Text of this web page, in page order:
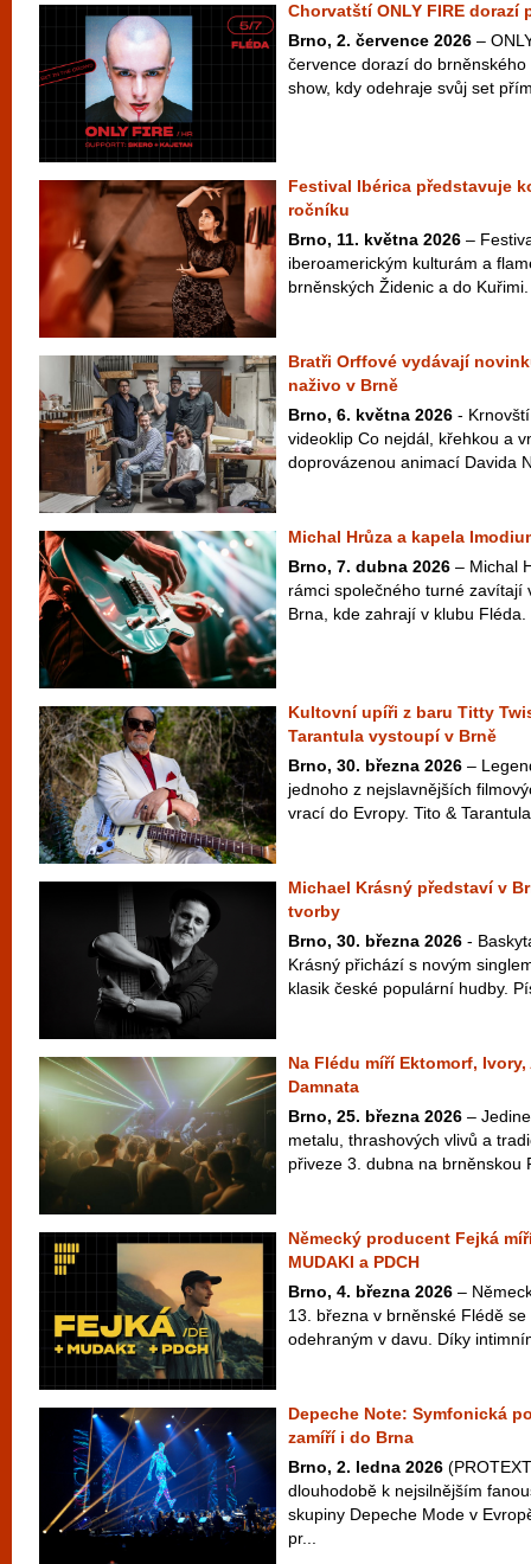
Chorvatští ONLY FIRE dorazí
Brno, 2. července 2026 –
července dorazí do
show, kdy odehraje svůj set
Festival Ibérica představuje
ročníku
Brno, 11. května 2026 –
iberoamerickým kulturám a
brněnských Židenic a do
Bratři Orffové vydávají
naživo v Brně
Brno, 6. května 2026 -
videoklip Co nejdál, křehkou a
doprovázenou animací Davida
Michal Hrůza a kapela
Brno, 7. dubna 2026 – Michal
rámci společného turné zavítají
Brna, kde zahrají v klubu
Kultovní upíři z baru Titty
Tarantula vystoupí v Brně
Brno, 30. března 2026 –
jednoho z nejslavnějších
vrací do Evropy. Tito &
Michael Krásný představí v
tvorby
Brno, 30. března 2026 -
Krásný přichází s novým
klasik české populární hudby.
Na Flédu míří Ektomorf,
Damnata
Brno, 25. března 2026 –
metalu, thrashových vlivů a
přiveze 3. dubna na brněnskou
Německý producent Fejká
MUDAKI a PDCH
Brno, 4. března 2026 –
13. března v brněnské Flédě
odehraným v davu. Díky
Depeche Note: Symfonická
zamíří i do Brna
Brno, 2. ledna 2026
dlouhodobě k nejsilnějším
skupiny Depeche Mode v
pr...